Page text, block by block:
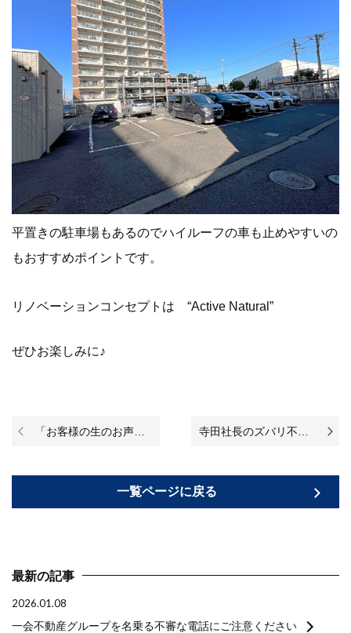
平置きの駐車場もあるのでハイルーフの車も止めやすいの
もおすすめポイントです。
リノベーションコンセプトは “Active Natural”
ぜひお楽しみに♪
「お客様の生のお声＊/家具が揃っていたので、引越してすぐに快適な暮らしを始めることが出来ました♪（お客様からの評判・口コミ）
一覧ページに戻る
寺田社長のズバリ不動産（テラズバ）出演者 大募集！～エピソードをテラズバで発信してみませんか？～
最新の記事
2026.01.08
一会不動産グループを名乗る不審な電話にご注意ください